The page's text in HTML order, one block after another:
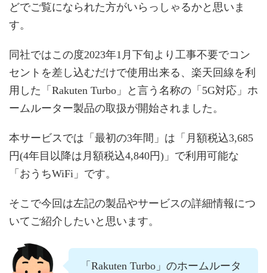
どでご覧になられた方がいらっしゃるかと思いま
す。
同社ではこの度2023年1月下旬より工事不要でコン
セントを差し込むだけで使用出来る、楽天回線を利
用した「Rakuten Turbo」と言う名称の「5G対応」ホ
ームルーター製品の取扱が開始されました。
本サービスでは「最初の3年間」は「月額税込3,685
円(4年目以降は月額税込4,840円)」で利用可能な
「おうちWiFi」です。
そこで今回は左記の製品やサービスの詳細情報につ
いてご紹介したいと思います。
「Rakuten Turbo」のホームルータ